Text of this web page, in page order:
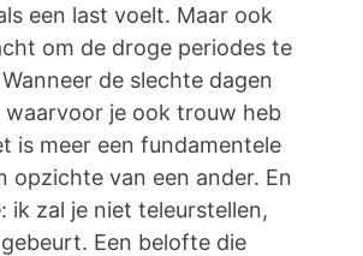
een last voelt. Maar ook
om de droge periodes te
de slechte dagen
waarvoor je ook trouw heb
is meer een fundamentele
opzichte van een ander. En
ik zal je niet teleurstellen,
Een belofte die